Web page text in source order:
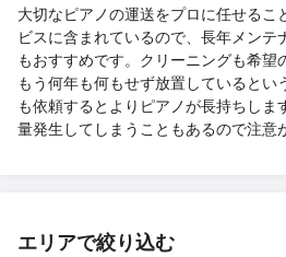
大切なピアノの運送をプロに任せるこ
ビスに含まれているので、長年メンテ
もおすすめです。クリーニングも希望
もう何年も何もせず放置しているとい
も依頼するとよりピアノが長持ちし
量発生してしまうこともあるので注意
エリアで絞り込む